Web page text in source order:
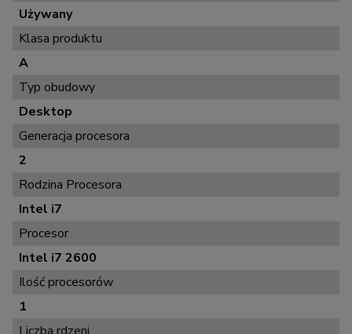
Używany
Klasa produktu
A
Typ obudowy
Desktop
Generacja procesora
2
Rodzina Procesora
Intel i7
Procesor
Intel i7 2600
Ilość procesorów
1